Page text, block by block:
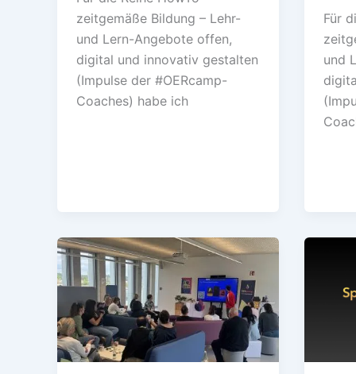
zeitgemäße Bildung – Lehr-
und Lern-Angebote offen,
digital und innovativ gestalten
(Impulse der #OERcamp-
Coaches) habe ich
Für
und